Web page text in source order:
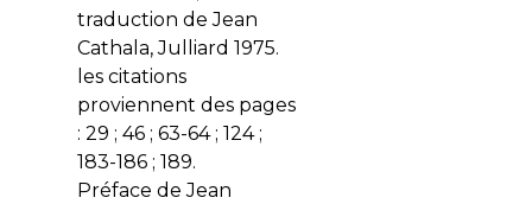
traduction de Jean
Cathala, Julliard 1975.
les citations
proviennent des pages
: 29 ; 46 ; 63-64 ; 124 ;
183-186 ; 189.
Préface de Jean